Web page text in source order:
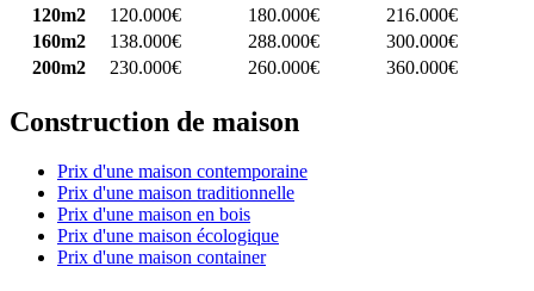
120m2
120.000€ 180.000€
216.000€
160m2
138.000€ 288.000€
300.000€
200m2
230.000€ 260.000€ 360.000€
Construction de maison
Prix d'une maison contemporaine
Prix d'une maison traditionnelle
Prix d'une maison en bois
Prix d'une maison écologique
Prix d'une maison container